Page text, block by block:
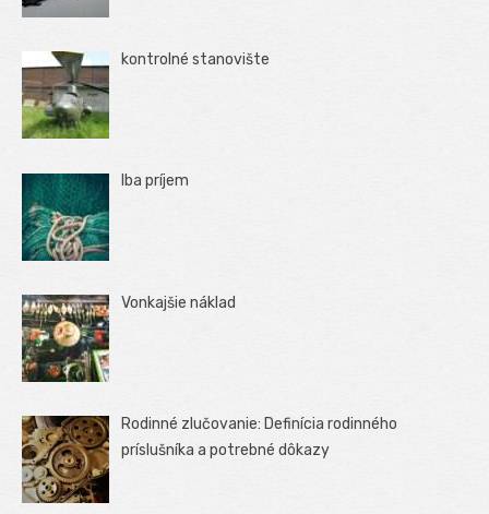
kontrolné stanovište
Iba príjem
Vonkajšie náklad
Rodinné zlučovanie: Definícia rodinného
príslušníka a potrebné dôkazy